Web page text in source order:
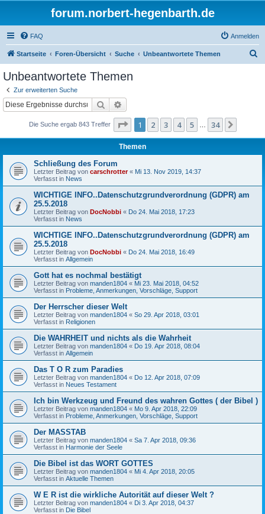
forum.norbert-hegenbarth.de
FAQ Anmelden
Startseite Foren-Übersicht Suche Unbeantwortete Themen
Unbeantwortete Themen
Zur erweiterten Suche
Suche
Die Suche ergab 843 Treffer Seite 1von 34
1 2 3 4 5 34
Themen
Schließung des Forum
Letzter Beitrag von carschrotter« Mi 13. Nov 2019, 14:37
Verfasst in News
WICHTIGE INFO..Datenschutzgrundverordnung (GDPR) am
25.5.2018
Letzter Beitrag von DocNobbi « Do 24. Mai 2018, 17:23
Verfasst in News
WICHTIGE INFO..Datenschutzgrundverordnung (GDPR) am
25.5.2018
Letzter Beitrag von DocNobbi « Do 24. Mai 2018, 16:49
Verfasst in Allgemein
Gott hat es nochmal bestätigt
Letzter Beitrag von manden1804 « Mi 23. Mai 2018, 04:52
Verfasst in Probleme, Anmerkungen, Vorschläge, Support
Der Herrscher dieser Welt
Letzter Beitrag von manden1804 « So 29. Apr 2018, 03:01
Verfasst in Religionen
Die WAHRHEIT und nichts als die Wahrheit
Letzter Beitrag von manden1804 « Do 19. Apr 2018, 08:04
Verfasst in Allgemein
Das T O R zum Paradies
Letzter Beitrag von manden1804 « Do 12. Apr 2018, 07:09
Verfasst in Neues Testament
Ich bin Werkzeug und Freund des wahren Gottes ( der Bibel )
Letzter Beitrag von manden1804 « Mo 9. Apr 2018, 22:09
Verfasst in Probleme, Anmerkungen, Vorschläge, Support
Der MASSTAB
Letzter Beitrag von manden1804 « Sa 7. Apr 2018, 09:36
Verfasst in Harmonie der Seele
Die Bibel ist das WORT GOTTES
Letzter Beitrag von manden1804 « Mi 4. Apr 2018, 20:05
Verfasst in Aktuelle Themen
W E R ist die wirkliche Autorität auf dieser Welt ?
Letzter Beitrag von manden1804 « Di 3. Apr 2018, 04:37
Verfasst in Die Bibel